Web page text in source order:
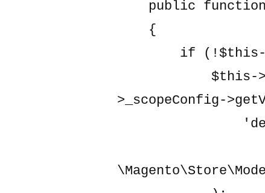
            $this->_copyright = $this-
>_scopeConfig-